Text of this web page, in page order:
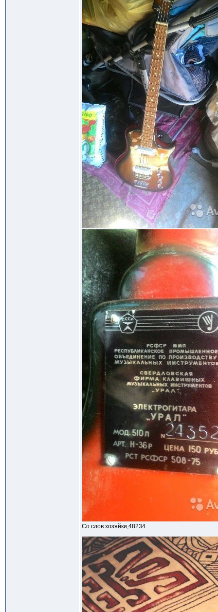
Со слов хозяйки,48234